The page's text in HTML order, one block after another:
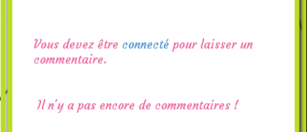
Vous devez être connecté pour laisser un
commentaire.
Il n'y a pas encore de commentaires !